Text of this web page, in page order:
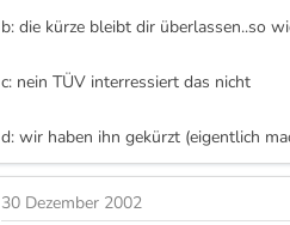
b: die kürze bleibt dir überlassen..so
c: nein TÜV interressiert das nicht
d: wir haben ihn gekürzt (eigentlich
30 Dezember 2002